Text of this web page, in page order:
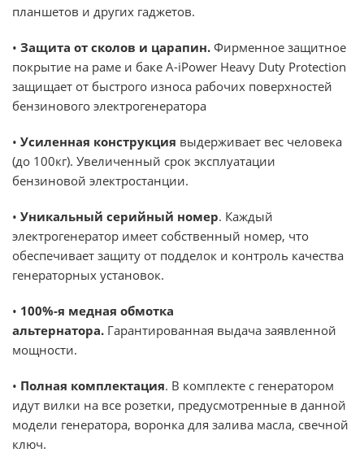
планшетов и других гаджетов.
• Защита от сколов и царапин. Фирменное защитное
покрытие на раме и баке A-iPower Heavy Duty Protection
защищает от быстрого износа рабочих поверхностей
бензинового электрогенератора
• Усиленная конструкция выдерживает вес человека
(до 100кг). Увеличенный срок эксплуатации
бензиновой электростанции.
• Уникальный серийный номер. Каждый
электрогенератор имеет собственный номер, что
обеспечивает защиту от подделок и контроль качества
генераторных установок.
• 100%-я медная обмотка
альтернатора. Гарантированная выдача заявленной
мощности.
• Полная комплектация. В комплекте с генератором
идут вилки на все розетки, предусмотренные в данной
модели генератора, воронка для залива масла, свечной
ключ.